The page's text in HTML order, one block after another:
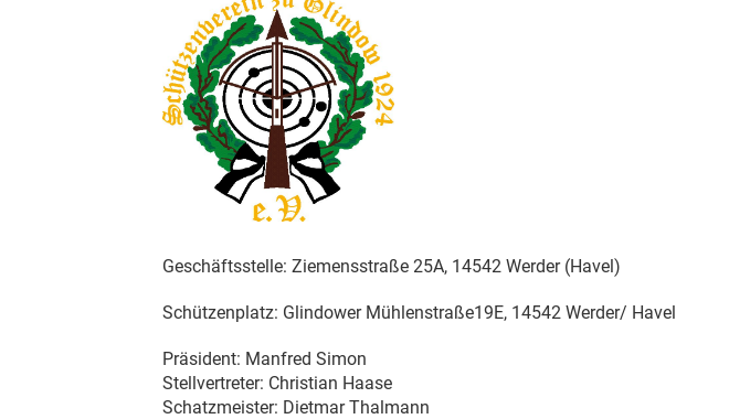
Geschäftsstelle: Ziemensstraße 25A, 14542 Werder (Havel)
Schützenplatz: Glindower Mühlenstraße19E, 14542 Werder/ Havel
Präsident: Manfred Simon
Stellvertreter: Christian Haase
Schatzmeister: Dietmar Thalmann